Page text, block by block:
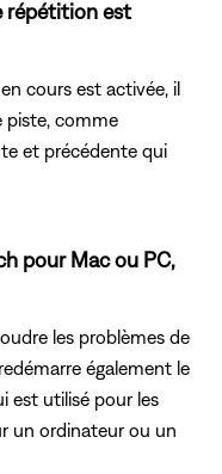
répétition est
cours est activée, il
piste, comme
et précédente qui
pour Mac ou PC,
les problèmes de
également le
est utilisé pour les
un ordinateur ou un